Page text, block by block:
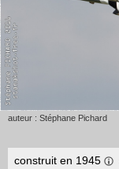
auteur : Stéphane Pichard
construit en 1945